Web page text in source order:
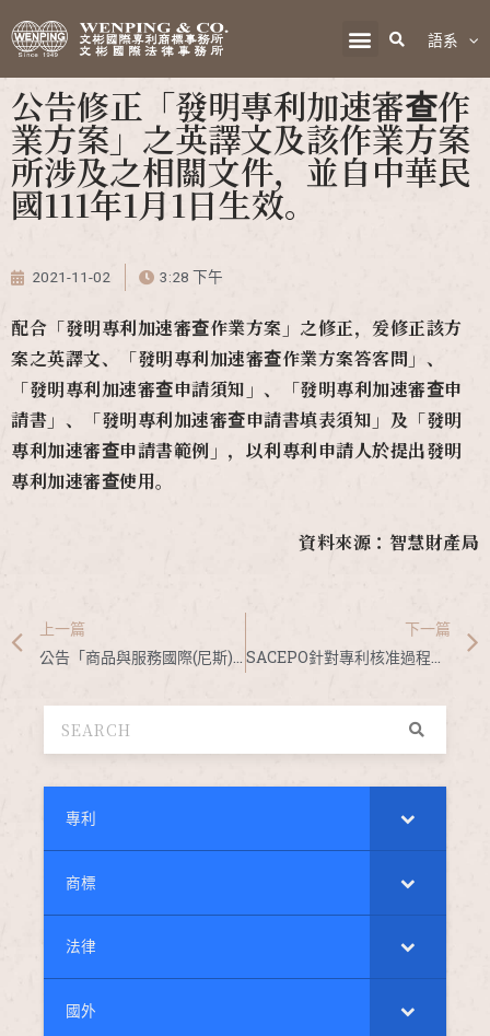
語系
專利
商標
法律
國外
公告修正「發明專利加速審查作
業方案」之英譯文及該作業方案
所涉及之相關文件，並自中華民
國111年1月1日生效。
2021-11-02 3:28 下午
配合「發明專利加速審查作業方案」之修正，爰修正該方
案之英譯文、「發明專利加速審查作業方案答客問」、
「發明專利加速審查申請須知」、「發明專利加速審查申
請書」、「發明專利加速審查申請書填表須知」及「發明
專利加速審查申請書範例」，以利專利申請人於提出發明
專利加速審查使用。
資料來源：智慧財產局
上一篇
下一篇